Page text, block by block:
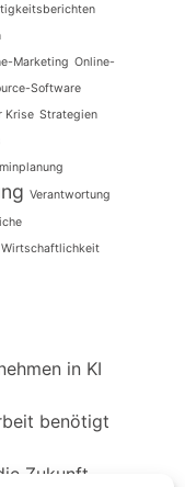
Marketing Online-
Software
Krise Strategien
Verantwortung
Wirtschaftlichkeit
in KI
benötigt
Zukunft